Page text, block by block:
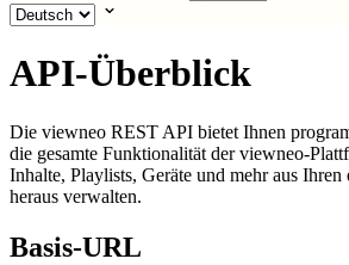
API-Überblick
Die viewneo REST API bietet Ihnen
die gesamte Funktionalität der viewneo-
Inhalte, Playlists, Geräte und mehr aus
heraus verwalten.
Basis-URL